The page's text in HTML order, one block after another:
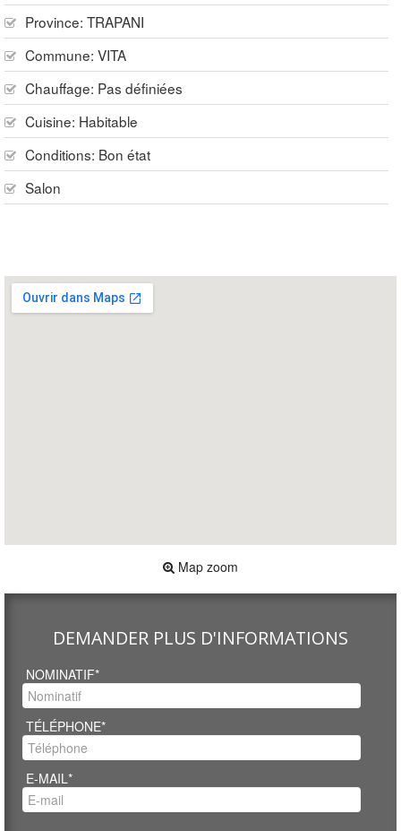
Province: TRAPANI
Commune: VITA
Chauffage: Pas définiées
Cuisine: Habitable
Conditions: Bon état
Salon
Map zoom
DEMANDER PLUS D'INFORMATIONS
NOMINATIF*
TÉLÉPHONE*
E-MAIL*